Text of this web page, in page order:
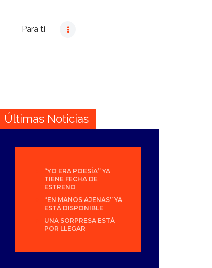
Para ti
Últimas Noticias
“YO ERA POESÍA” YA
TIENE FECHA DE
ESTRENO
“EN MANOS AJENAS” YA
ESTÁ DISPONIBLE
UNA SORPRESA ESTÁ
POR LLEGAR